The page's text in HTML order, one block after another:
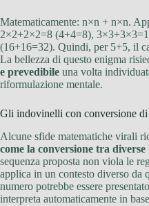
Matematicamente: n×n + n×n.
2×2+2×2=8 (4+4=8),
(16+16=32). Quindi, per 5+5, il
La bellezza di questo enigma
e prevedibile una volta
riformulazione mentale.
Gli indovinelli con conversione di
Alcune sfide matematiche virali
come la conversione tra
sequenza proposta non viola le
applica in un contesto diverso da
numero potrebbe essere
interpreta automaticamente in